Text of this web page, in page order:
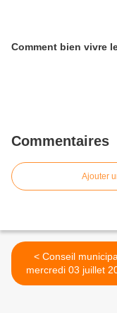
Comment bien vivre
Commentaires
Ajouter
< Conseil municipal le
mercredi 03 juillet
20h30